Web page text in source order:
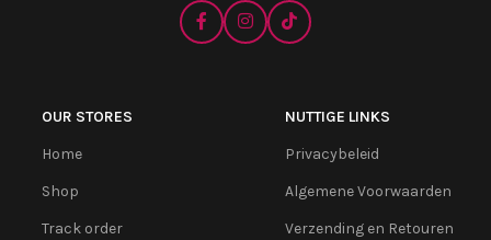
OUR STORES
Home
Shop
Track order
NUTTIGE LINKS
Privacybeleid
Algemene Voorwaarden
Verzending en Retouren